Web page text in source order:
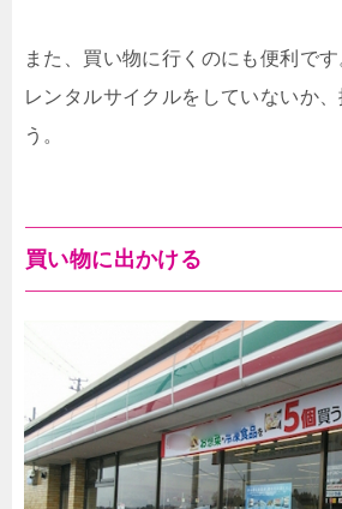
また、買い物に行くのにも便利で
レンタルサイクルをしていないか
う。
買い物に出かける